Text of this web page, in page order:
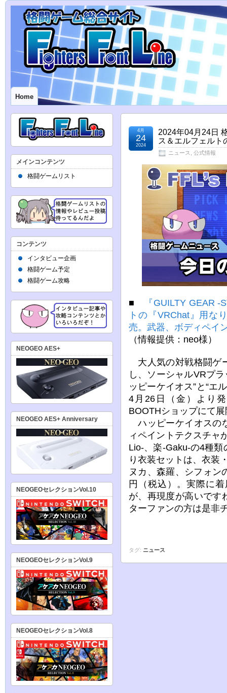
Home
2024年04月24日
ス＆エルフェルト
ニュース 公式情報
4月
24
2024
■
『GUILTY GEAR
トの『VRChat』用な
売。武器、ボディペイ
（情報提供：neo様）
大人気の対戦格闘ゲ
し、ソーシャルVRプ
ッピーケイオス”と“エ
4月26日（金）より
BOOTHショップにて
ハッピーケイオスの
ィペイントテクスチャ
Lio-、楽-Gaku-の4種
り衣装セットは、衣装
ヌカ、森羅、シフォン
円（税込）。実際に
が、再現度が高いです
ターファンの方は是非
タグ: ニュース
メインコンテンツ
格闘ゲームリスト
コンテンツ
インタビュー企画
格闘ゲーム予定
格闘ゲーム攻略
NEOGEO AES+
NEOGEO AES+ Anniversary
NEOGEOセレクションVol.10
NEOGEOセレクションVol.9
NEOGEOセレクションVol.8